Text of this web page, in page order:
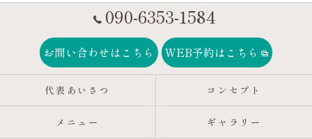
090-6353-1584
お問い合わせはこちら WEB予約はこちら
代表あいさつ コンセプト
メニュー ギャラリー